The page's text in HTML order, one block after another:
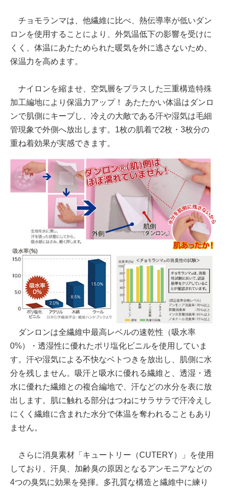
チョモランマは、他繊維に比べ、熱伝導率が低いダン
ロンを使用することにより、外気温低下の影響を受けに
くく、体温にあたためられた暖気を外に逃さないため、
保温力を高めます。
ナイロンを縮ませ、空気層をプラスした三重構造特殊
加工編地により保温力アップ！ あたたかい体温はダンロ
ンで肌側にキープし、冷えの大敵である汗や湿気は毛細
管現象で外側へ放出します。1枚の肌着で2枚・3枚分の
重ね着効果が実感できます。
ダンロンは全繊維中最高レベルの速乾性（吸水率
0%）・透湿性に優れたポリ塩化ビニルを使用していま
す。汗や湿気による不快なベトつきを放出し、肌側に水
分を残しません。吸汗と吸水に優れる繊維と、透湿・透
水に優れた繊維との複合編地で、汗などの水分を表に放
出します。肌に触れる部分はつねにサラサラで汗冷えし
にくく繊維に含まれた水分で体温を奪われることもあり
ません。
さらに消臭素材「キュートリー（CUTERY）」を使用
しており、汗臭、加齢臭の原因となるアンモニアなどの
4つの臭気に効果を発揮。多孔質な構造と繊維中に練り